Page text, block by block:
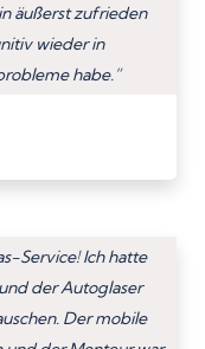
äußerst zufrieden
wieder in
habe.”
Service! Ich hatte
der Autoglaser
Der mobile